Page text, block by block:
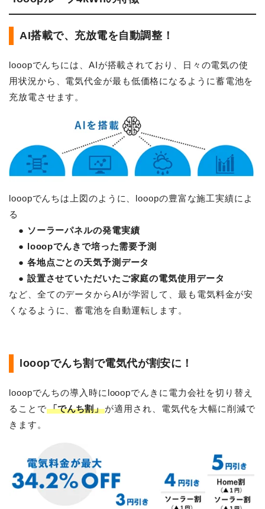
AI搭載で、充放電を自動調整！
looopでんちには、AIが搭載されており、日々の電気の使
用状況から、電気代金が最も低価格になるように蓄電池を
充放電させます。
looopでんちは上図のように、looopの豊富な施工実績によ
る
● ソーラーパネルの発電実績
● looopでんきで培った需要予測
● 各地点ごとの天気予測データ
● 設置させていただいたご家庭の電気使用データ
など、全てのデータからAIが学習して、最も電気料金が安
くなるように、蓄電池を自動運転します。
looopでんち割で電気代が割安に！
looopでんちの導入時にlooopでんきに電力会社を切り替え
ることで 「でんち割」 が適用され、電気代を大幅に削減で
きます。